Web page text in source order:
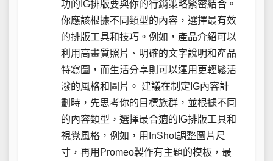
功的IG排版要與你的行銷策略緊密結合。
你應該根據不同類型的內容，選擇最有效
的排版工具和技巧。例如，產品介紹可以
利用高畫質照片、明確的文字說明和產品
特寫圖，而生活分享則可以運用更輕鬆活
潑的風格和圖片。 建議在制定IG內容計
劃時，先思考你的目標族群，並根據不同
的內容類型，選擇最合適的IG排版工具和
視覺風格，例如，用InShot調整圖片尺
寸，再用Promeo製作有主題的模板，最